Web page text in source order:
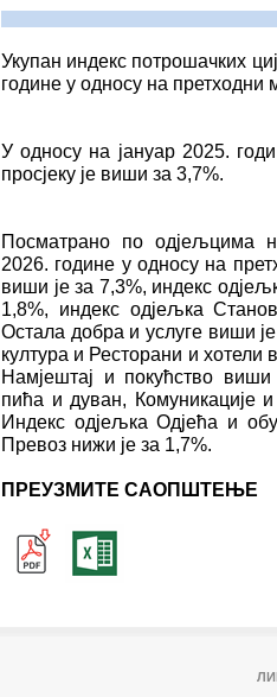
Укупан индекс потрошачких
године у односу на претходни
У односу на јануар 2025.
просјеку је виши за 3,7%.
Посматрано по одјељцима
2026. године у односу на
виши је за 7,3%, индекс
1,8%, индекс одјељка
Остала добра и услуге виши
култура и Ресторани и хотели
Намјештај и покућство
пића и дуван, Комуникације
Индекс одјељка Одјећа и
Превоз нижи је за 1,7%.
ПРЕУЗМИТЕ САОПШТЕЊЕ